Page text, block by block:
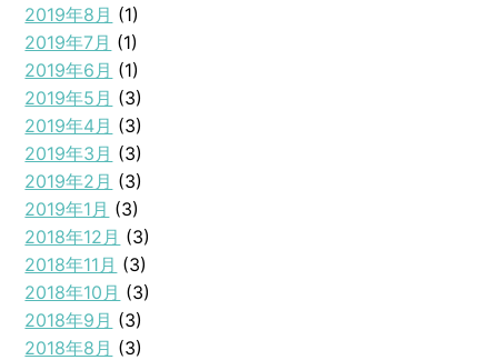
2019年8月 (1)
2019年7月 (1)
2019年6月 (1)
2019年5月 (3)
2019年4月 (3)
2019年3月 (3)
2019年2月 (3)
2019年1月 (3)
2018年12月 (3)
2018年11月 (3)
2018年10月 (3)
2018年9月 (3)
2018年8月 (3)